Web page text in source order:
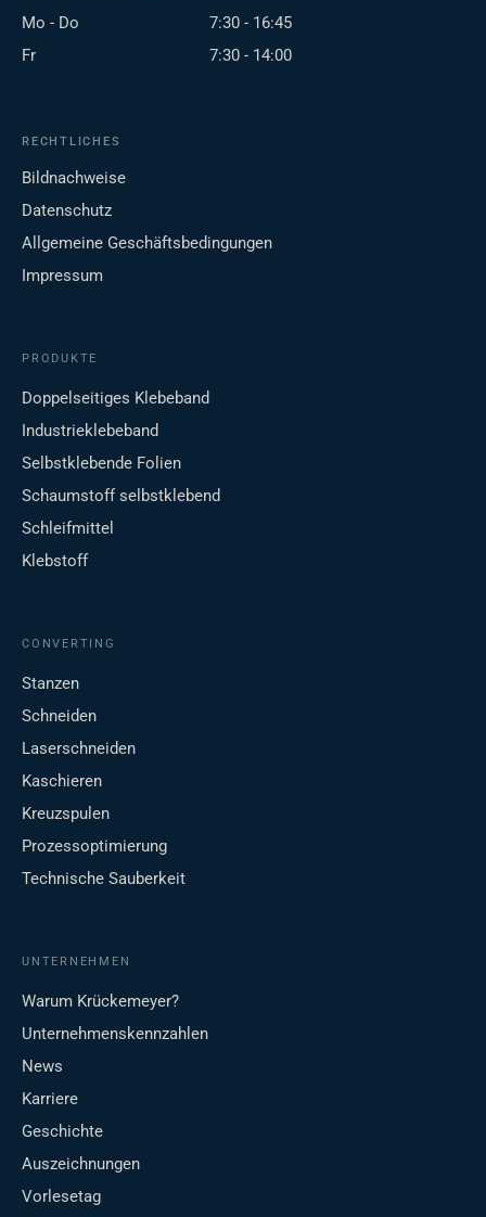
Mo - Do
7:30 - 16:45
Fr
7:30 - 14:00
RECHTLICHES
Bildnachweise
Datenschutz
Allgemeine Geschäftsbedingungen
Impressum
PRODUKTE
Doppelseitiges Klebeband
Industrieklebeband
Selbstklebende Folien
Schaumstoff selbstklebend
Schleifmittel
Klebstoff
CONVERTING
Stanzen
Schneiden
Laserschneiden
Kaschieren
Kreuzspulen
Prozessoptimierung
Technische Sauberkeit
UNTERNEHMEN
Warum Krückemeyer?
Unternehmenskennzahlen
News
Karriere
Geschichte
Auszeichnungen
Vorlesetag